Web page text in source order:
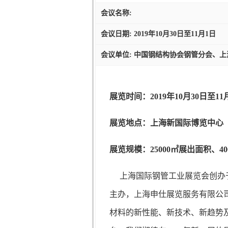
会议名称:
会议日期: 2019年10月30日至11月1日
会议单位: 中国钢结构协会钢管分会、上
展览时间： 2019年10月30日至
展览地点：上海新国际博览中心
展览规模： 25000㎡展出面积、
上海国际钢管工业展览会创办
主办，上海申仕展览服务有限公
材料的新性能、新技术、新趋势